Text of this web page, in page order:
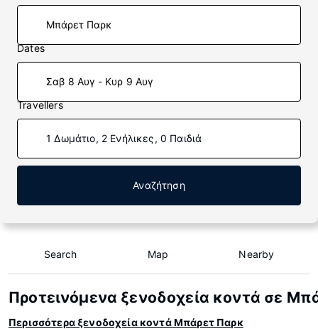
Dates
Σαβ 8 Αυγ - Κυρ 9 Αυγ
Travellers
1 Δωμάτιο, 2 Ενήλικες, 0 Παιδιά
Αναζήτηση
Search Map Nearby
Προτεινόμενα ξενοδοχεία κοντά σε
Περισσότερα ξενοδοχεία κοντά Μπάρετ Παρκ